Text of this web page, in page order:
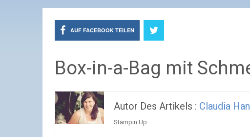
AUF FACEBOOK TEILEN
Box-in-a-Bag mit
Autor Des Artikels : Claudia
Stampin Up